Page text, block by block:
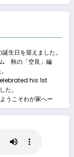
生日を迎えました。
秋の「空良」編
his 1st
。
こそわが家へー